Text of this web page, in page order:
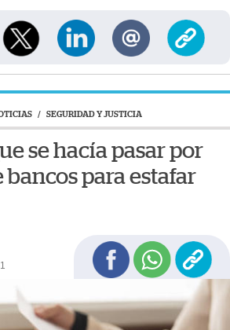
/ SEGURIDAD Y JUSTICIA
se hacía pasar por
para estafar